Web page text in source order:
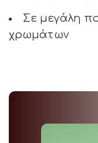
Σε μεγάλη
χρωμάτων